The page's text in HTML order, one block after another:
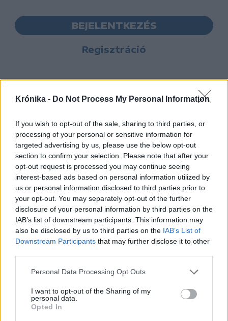
Krónika - Do Not Process My Personal Information
If you wish to opt-out of the sale, sharing to third parties, or
processing of your personal or sensitive information for
targeted advertising by us, please use the below opt-out
section to confirm your selection. Please note that after your
opt-out request is processed you may continue seeing
interest-based ads based on personal information utilized by
us or personal information disclosed to third parties prior to
your opt-out. You may separately opt-out of the further
disclosure of your personal information by third parties on the
IAB’s list of downstream participants. This information may
also be disclosed by us to third parties on the IAB’s List of
Downstream Participants that may further disclose it to other
Personal Data Processing Opt Outs
I want to opt-out of the Sharing of my
personal data.
Opted In
BEJELENTKEZÉS
Regisztráció
Hasznos
Impresszum
Szerzői jogok
Adatvédelmi tájékoztató
Cookie-kezelési tájékoztató
Nyomtatott lapjaink archívuma
Médiaajánlat